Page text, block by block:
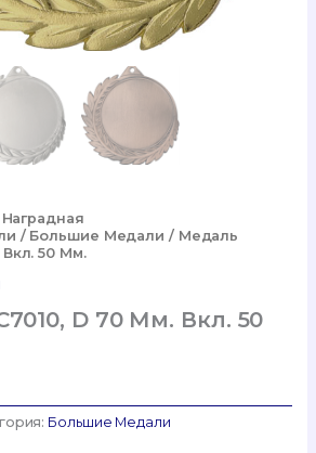
Наградная
/ Большие Медали / Медаль
Вкл. 50 Мм.
D 70 Мм. Вкл. 50
Большие Медали